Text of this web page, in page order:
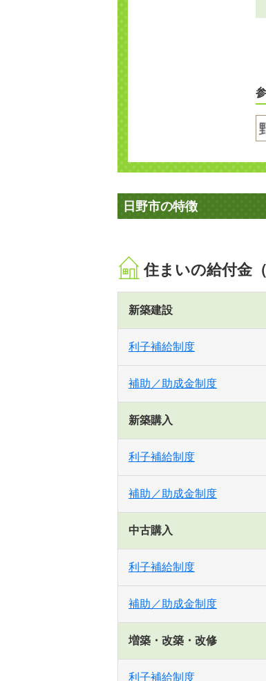
日野市の特徴
住まいの給付金
新築建設
利子補給制度
補助／助成金制度
新築購入
利子補給制度
補助／助成金制度
中古購入
利子補給制度
補助／助成金制度
増築・改築・改修
利子補給制度